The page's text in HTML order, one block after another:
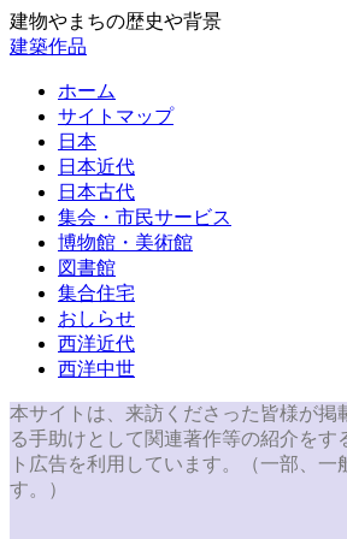
建物やまちの歴史や背景
建築作品
ホーム
サイトマップ
日本
日本近代
日本古代
集会・市民サービス
博物館・美術館
図書館
集合住宅
おしらせ
西洋近代
西洋中世
本サイトは、来訪くださった皆様が掲
る手助けとして関連著作等の紹介をす
ト広告を利用しています。（一部、一
す。）